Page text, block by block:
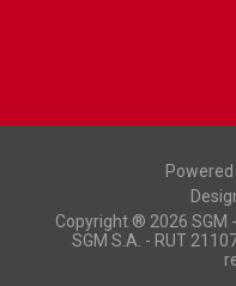
Copyright ® 2026 SGM
SGM S.A. - RUT